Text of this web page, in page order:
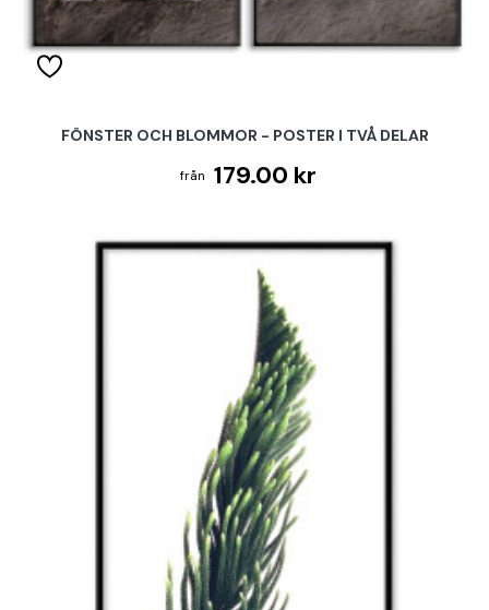
FÖNSTER OCH BLOMMOR - POSTER I TVÅ DELAR
179.00 kr